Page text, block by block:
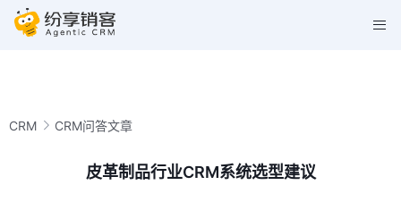
CRM CRM问答文章
皮革制品行业CRM系统选型建议